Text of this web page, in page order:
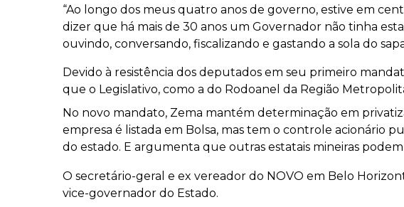
“Ao longo dos meus quatro anos de governo, estive em
dizer que há mais de 30 anos um Governador não tinha
ouvindo, conversando, fiscalizando e gastando a sola do
Devido à resistência dos deputados em seu primeiro
que o Legislativo, como a do Rodoanel da Região
No novo mandato, Zema mantém determinação em
empresa é listada em Bolsa, mas tem o controle acionário
do estado. E argumenta que outras estatais mineiras podem
O secretário-geral e ex vereador do NOVO em Belo
vice-governador do Estado.